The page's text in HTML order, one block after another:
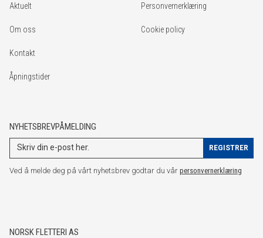
Aktuelt
Om oss
Kontakt
Åpningstider
Personvernerklæring
Cookie policy
NYHETSBREVPÅMELDING
Ved å melde deg på vårt nyhetsbrev godtar du vår personvernerklæring
NORSK FLETTERI AS